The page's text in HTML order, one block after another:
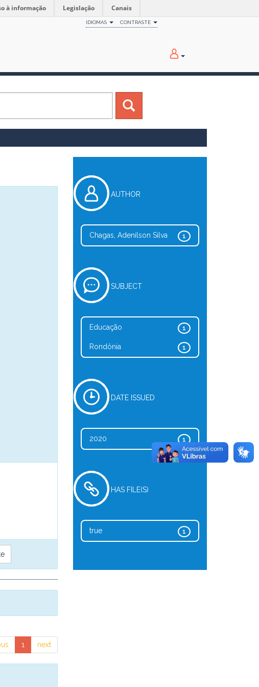
à informação Legislação Canais
IDIOMAS CONTRASTE
1 next
AUTHOR
1
Chagas, Adenilson Silva
SUBJECT
1
Educação
1
Rondônia
DATE ISSUED
1
2020
HAS FILE(S)
1
true